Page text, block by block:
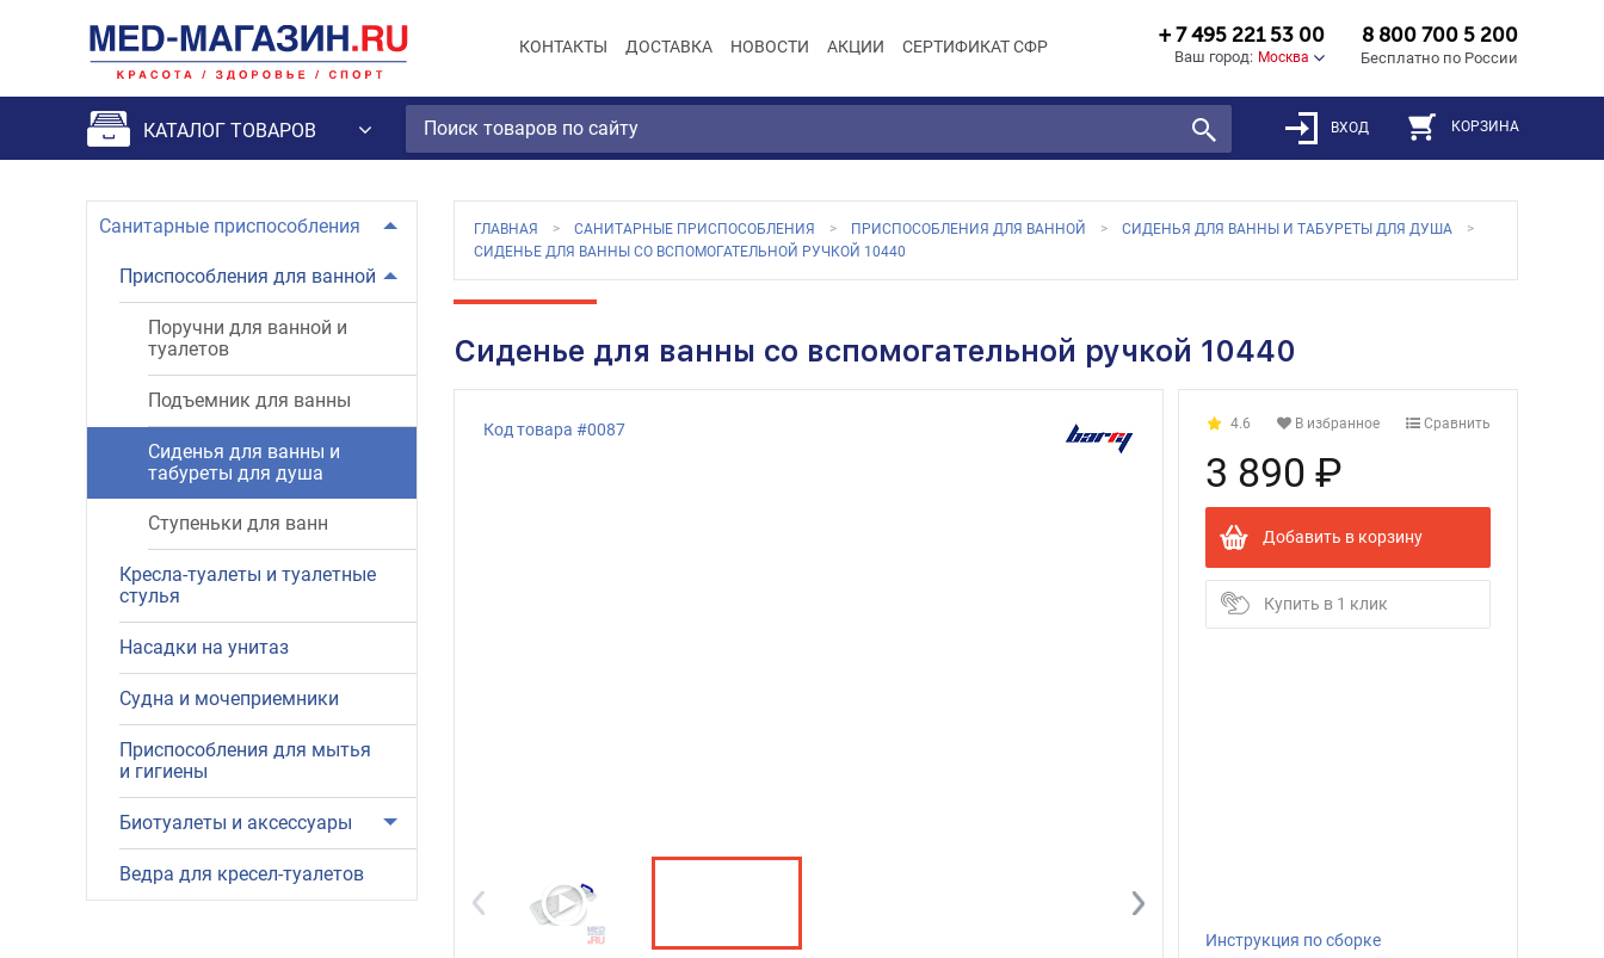
КОНТАКТЫ ДОСТАВКА НОВОСТИ АКЦИИ СЕРТИФИКАТ СФР
+ 7 495 221 53 00
Ваш город: Москва
8 800 700 5 200
Бесплатно по России
КАТАЛОГ ТОВАРОВ ВХОД КОРЗИНА
Санитарные приспособления
Приспособления для ванной
Поручни для ванной и
туалетов
Подъемник для ванны
Сиденья для ванны и
табуреты для душа
Ступеньки для ванн
Кресла-туалеты и туалетные
стулья
Насадки на унитаз
Судна и мочеприемники
Приспособления для мытья
и гигиены
Биотуалеты и аксессуары
Ведра для кресел-туалетов
ГЛАВНАЯ САНИТАРНЫЕ ПРИСПОСОБЛЕНИЯ ПРИСПОСОБЛЕНИЯ ДЛЯ ВАННОЙ
СИДЕНЬЯ ДЛЯ ВАННЫ И ТАБУРЕТЫ ДЛЯ ДУША
СИДЕНЬЕ ДЛЯ ВАННЫ СО ВСПОМОГАТЕЛЬНОЙ РУЧКОЙ 10440
Сиденье для ванны со вспомогательной ручкой 10440
Код товара #0087 4.6 В избранное Сравнить
3 890 ₽
Добавить в корзину
Купить в 1 клик
Инструкция по сборке